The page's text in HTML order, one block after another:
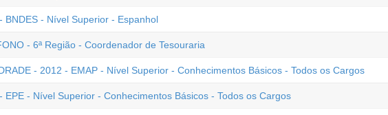
BNDES - Nível Superior - Espanhol
- 6ª Região - Coordenador de Tesouraria
- 2012 - EMAP - Nível Superior - Conhecimentos Básicos - Todos os Cargos
EPE - Nível Superior - Conhecimentos Básicos - Todos os Cargos